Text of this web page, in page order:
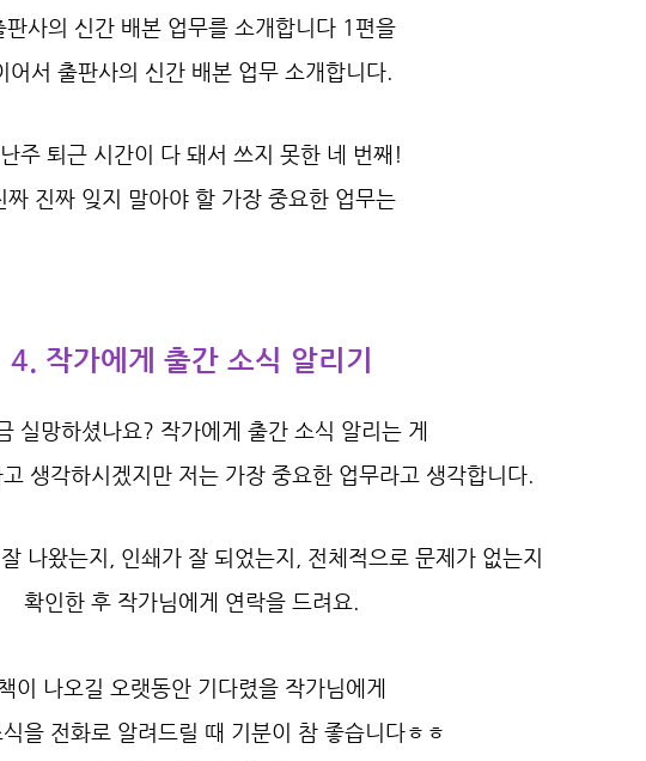
판사의 신간 배본 업무를 소개합니다 1편을
어서 출판사의 신간 배본 업무 소개합니다.
주 퇴근 시간이 다 돼서 쓰지 못한 네 번째!
짜 진짜 잊지 말아야 할 가장 중요한 업무는
4. 작가에게 출간 소식 알리기
실망하셨나요? 작가에게 출간 소식 알리는 게
생각하시겠지만 저는 가장 중요한 업무라고 생각합니다.
나왔는지, 인쇄가 잘 되었는지, 전체적으로 문제가 없는지
확인한 후 작가님에게 연락을 드려요.
이 나오길 오랫동안 기다렸을 작가님에게
을 전화로 알려드릴 때 기분이 참 좋습니다ㅎㅎ